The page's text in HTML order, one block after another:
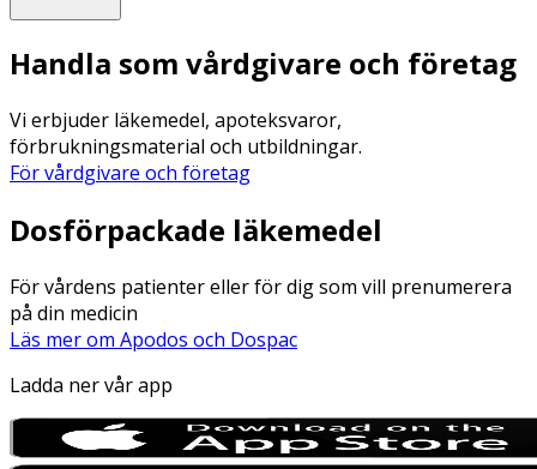
Handla som vårdgivare och företag
Vi erbjuder läkemedel, apoteksvaror,
förbrukningsmaterial och utbildningar.
För vårdgivare och företag
Dosförpackade läkemedel
För vårdens patienter eller för dig som vill prenumerera
på din medicin
Läs mer om Apodos och Dospac
Ladda ner vår app